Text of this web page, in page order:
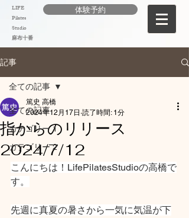
LIFE
Pilates
Studio
麻布十番
体験予約
記事
全ての記事
カテゴリー 1
カテゴリー 2
全ての記事
指からのリリース
2024/7/12
篤史 高橋
2024年12月17日 読了時間: 1分
こんにちは！LifePilatesStudioの高橋で
す。
先週に真夏の暑さから一気に気温が下